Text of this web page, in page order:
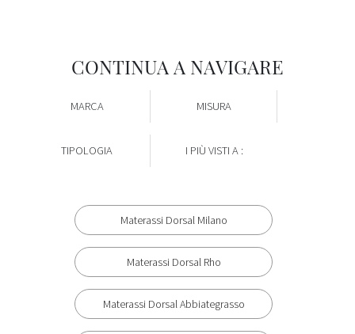
CONTINUA A NAVIGARE
MARCA MISURA
TIPOLOGIA I PIÙ VISTI A :
Materassi Dorsal Milano
Materassi Dorsal Rho
Materassi Dorsal Abbiategrasso